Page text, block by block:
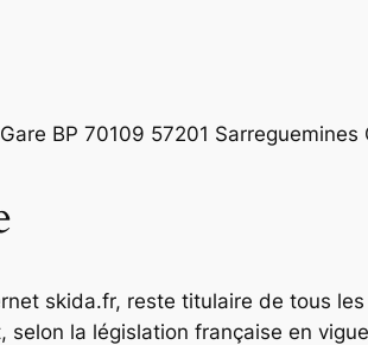
BP 70109 57201 Sarreguemines
skida.fr, reste titulaire de tous
la législation française en